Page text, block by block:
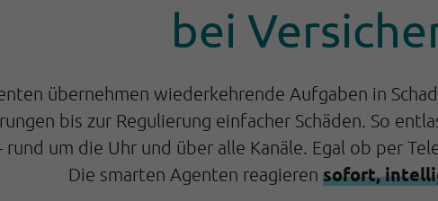
bei
übernehmen wiederkehrende Aufgaben in
bis zur Regulierung einfacher Schäden. So
rund um die Uhr und über alle Kanäle. Egal ob per
Die smarten Agenten reagieren sofort,